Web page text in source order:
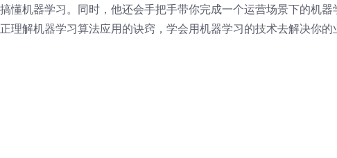
懂机器学习。同时，他还会手把手带你完成一个运营场景下的机器
理解机器学习算法应用的诀窍，学会用机器学习的技术去解决你的